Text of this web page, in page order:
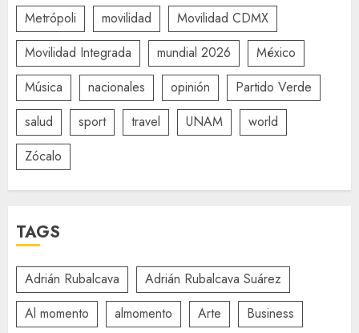
Metrópoli
movilidad
Movilidad CDMX
Movilidad Integrada
mundial 2026
México
Música
nacionales opinión
Partido Verde
salud
sport travel UNAM
world
Zócalo
TAGS
Adrián Rubalcava
Adrián Rubalcava Suárez
Al momento
almomento Arte
Business